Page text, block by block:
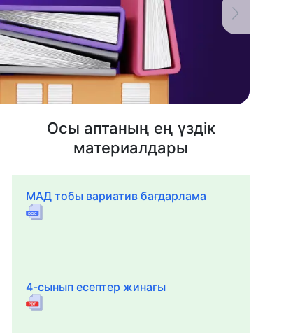
Осы аптаның ең үздік
материалдары
МАД тобы вариатив бағдарлама
4-сынып есептер жинағы